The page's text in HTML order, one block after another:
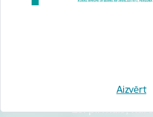
Aizvērt
Vai šī informācija
Esi pirmais,